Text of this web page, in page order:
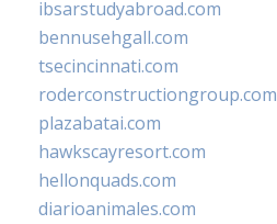
ibsarstudyabroad.com
bennusehgall.com
tsecincinnati.com
roderconstructiongroup.com
plazabatai.com
hawkscayresort.com
hellonquads.com
diarioanimales.com